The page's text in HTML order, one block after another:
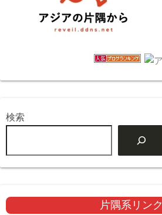
検索
片隅系リンク